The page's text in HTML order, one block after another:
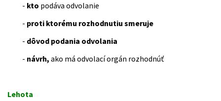
- kto podáva odvolanie
- proti ktorému rozhodnutiu smeruje
- dôvod podania odvolania
- návrh, ako má odvolací orgán rozhodnúť
Lehota